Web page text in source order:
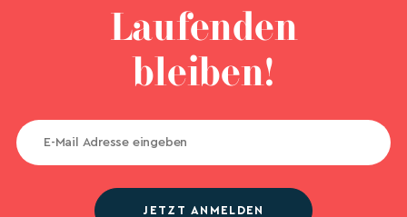
Laufenden
bleiben!
JETZT ANMELDEN